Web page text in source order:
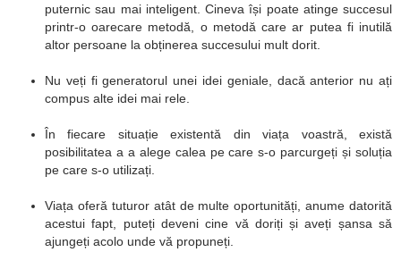
puternic sau mai inteligent. Cineva își poate atinge succesul
printr-o oarecare metodă, o metodă care ar putea fi inutilă
altor persoane la obținerea succesului mult dorit.
Nu veți fi generatorul unei idei geniale, dacă anterior nu ați
compus alte idei mai rele.
În fiecare situație existentă din viața voastră, există
posibilitatea a a alege calea pe care s-o parcurgeți și soluția
pe care s-o utilizați.
Viața oferă tuturor atât de multe oportunități, anume datorită
acestui fapt, puteți deveni cine vă doriți și aveți șansa să
ajungeți acolo unde vă propuneți.